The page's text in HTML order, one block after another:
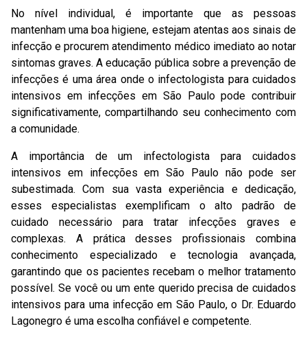
No nível individual, é importante que as pessoas
mantenham uma boa higiene, estejam atentas aos sinais de
infecção e procurem atendimento médico imediato ao notar
sintomas graves. A educação pública sobre a prevenção de
infecções é uma área onde o infectologista para cuidados
intensivos em infecções em São Paulo pode contribuir
significativamente, compartilhando seu conhecimento com
a comunidade.
A importância de um infectologista para cuidados
intensivos em infecções em São Paulo não pode ser
subestimada. Com sua vasta experiência e dedicação,
esses especialistas exemplificam o alto padrão de
cuidado necessário para tratar infecções graves e
complexas. A prática desses profissionais combina
conhecimento especializado e tecnologia avançada,
garantindo que os pacientes recebam o melhor tratamento
possível. Se você ou um ente querido precisa de cuidados
intensivos para uma infecção em São Paulo, o Dr. Eduardo
Lagonegro é uma escolha confiável e competente.